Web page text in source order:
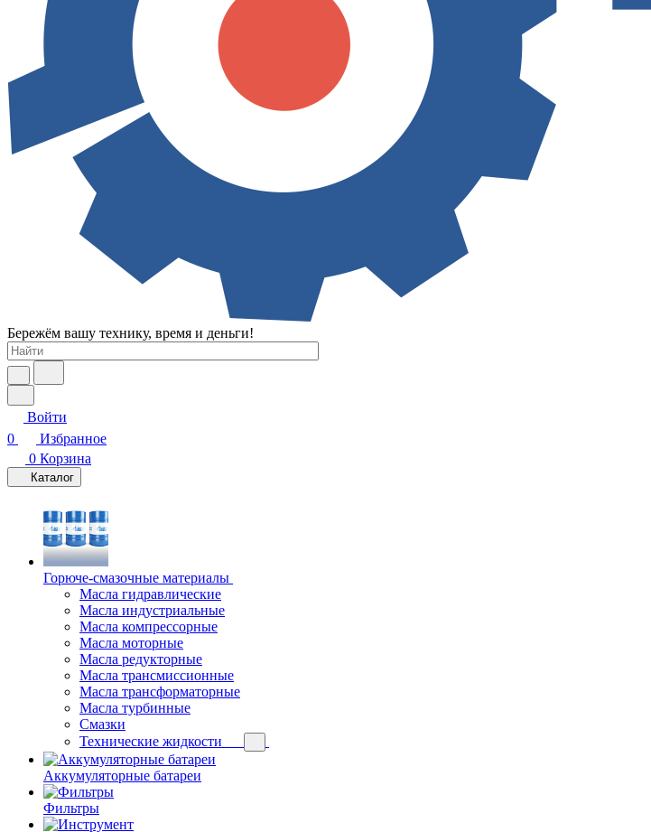
Бережём вашу технику, время и деньги!
Войти
0
Избранное
0 Корзина
Каталог
Горюче-смазочные материалы
Масла гидравлические
Масла индустриальные
Масла компрессорные
Масла моторные
Масла редукторные
Масла трансмиссионные
Масла трансформаторные
Масла турбинные
Смазки
Технические жидкости
Аккумуляторные батареи
Фильтры